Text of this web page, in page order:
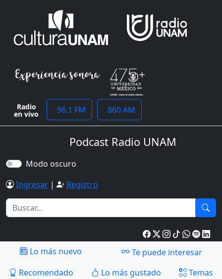
Radio
en vivo 96.1 FM 860 AM
Podcast Radio UNAM
Modo oscuro
Ingresar | Registro
Lo más nuevo
Te puede interesar
Recomendado
Lo más gustado
Temas